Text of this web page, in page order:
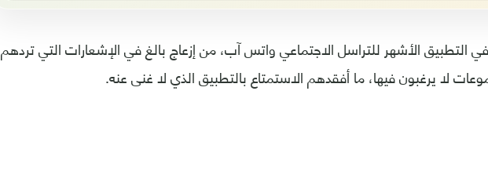
التطبيق الأشهر للتراسل الاجتماعي واتس آب، من إزعاج بالغ في الإشعارات التي تردهم
لا يرغبون فيها، ما أفقدهم الاستمتاع بالتطبيق الذي لا غنى عنه.